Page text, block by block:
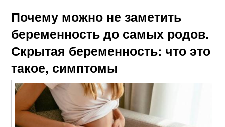
Почему можно не заметить
беременность до самых родов.
Скрытая беременность: что это
такое, симптомы